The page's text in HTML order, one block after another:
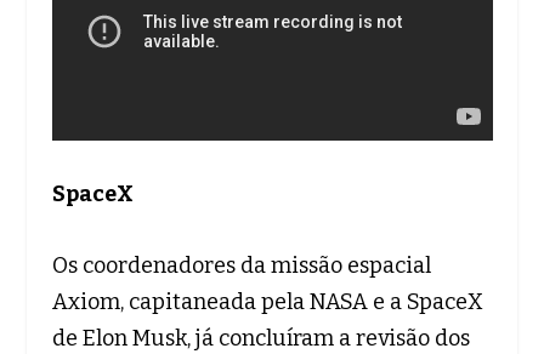
SpaceX
Os coordenadores da missão espacial
Axiom, capitaneada pela NASA e a SpaceX
de Elon Musk, já concluíram a revisão dos